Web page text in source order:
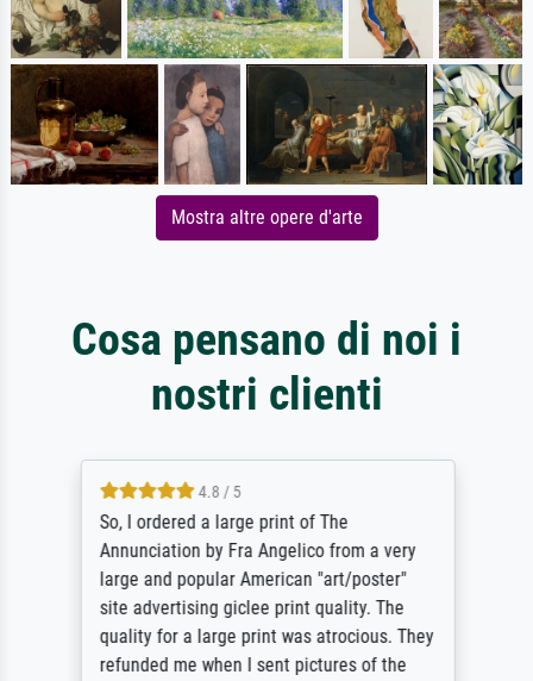
Mostra altre opere d'arte
Cosa pensano di noi i
nostri clienti
4.8 / 5
So, I ordered a large print of The
Annunciation by Fra Angelico from a very
large and popular American "art/poster"
site advertising giclee print quality. The
quality for a large print was atrocious. They
refunded me when I sent pictures of the